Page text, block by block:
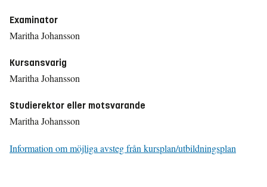
Examinator
Maritha Johansson
Kursansvarig
Maritha Johansson
Studierektor eller motsvarande
Maritha Johansson
Information om möjliga avsteg från kursplan/utbildningsplan